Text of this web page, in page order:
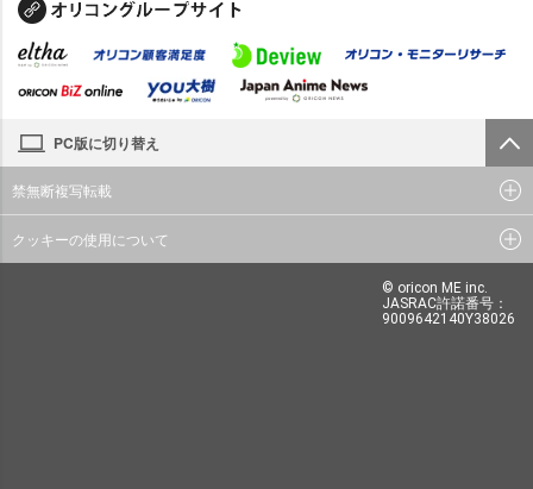
PC版に切り替え
禁無断複写転載
クッキーの使用について
© oricon ME inc.
JASRAC許諾番号：
9009642140Y38026